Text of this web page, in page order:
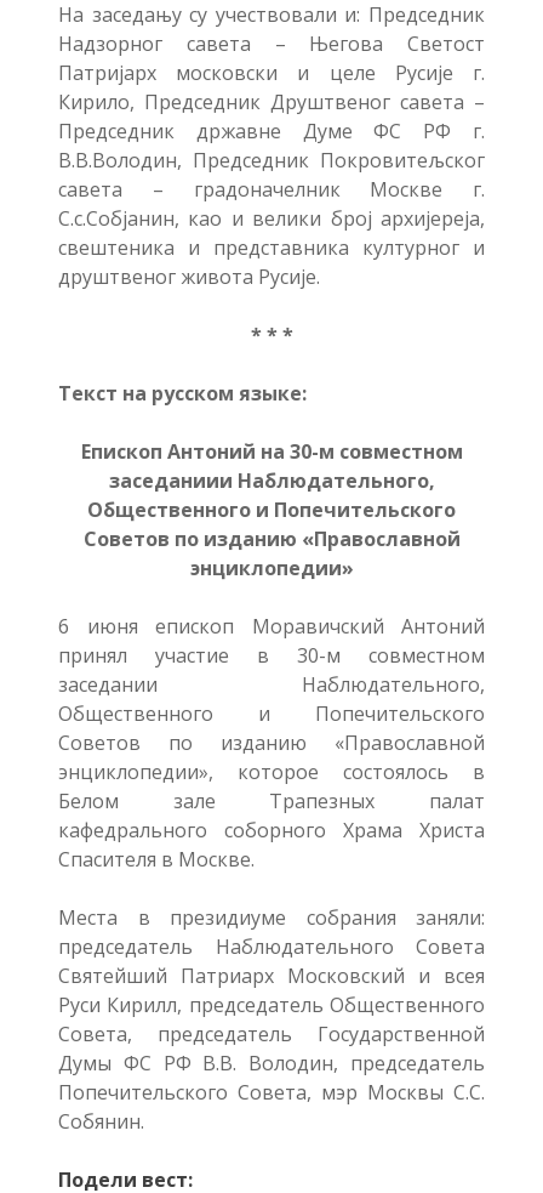
На заседању су учествовали и: Председник
Надзорног савета – Његова Светост
Патријарх московски и целе Русије г.
Кирило, Председник Друштвеног савета –
Председник државне Думе ФС РФ г.
В.В.Володин, Председник Покровитељског
савета – градоначелник Москве г.
С.с.Собјанин, као и велики број архијереја,
свештеника и представника културног и
друштвеног живота Русије.
* * *
Текст на русском языке:
Епископ Антоний на 30-м совместном
заседаниии Наблюдательного,
Общественного и Попечительского
Советов по изданию «Православной
энциклопедии»
6 июня епископ Моравичский Антоний
принял участие в 30-м совместном
заседании Наблюдательного,
Общественного и Попечительского
Советов по изданию «Православной
энциклопедии», которое состоялось в
Белом зале Трапезных палат
кафедрального соборного Храма Христа
Спасителя в Москве.
Места в президиуме собрания заняли:
председатель Наблюдательного Совета
Святейший Патриарх Московский и всея
Руси Кирилл, председатель Общественного
Совета, председатель Государственной
Думы ФС РФ В.В. Володин, председатель
Попечительского Совета, мэр Москвы С.С.
Собянин.
Подели вест: